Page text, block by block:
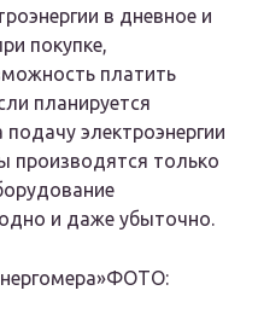
в дневное и
покупке,
платить
планируется
электроэнергии
производятся только
и даже убыточно.